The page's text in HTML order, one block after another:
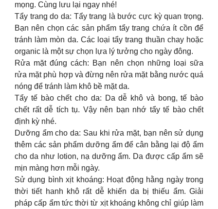
mọng. Cùng lưu lại ngay nhé!
Tẩy trang do da: Tẩy trang là bước cực kỳ quan trọng.
Bạn nên chọn các sản phẩm tẩy trang chứa ít cồn để
tránh làm mòn da. Các loại tẩy trang thuần chay hoặc
organic là một sự chọn lựa lý tưởng cho ngày đông.
Rửa mặt đúng cách: Bạn nên chọn những loại sữa
rửa mặt phù hợp và đừng nên rửa mặt bằng nước quá
nóng để tránh làm khô bề mặt da.
Tẩy tế bào chết cho da: Da dễ khô và bong, tế bào
chết rất dễ tích tụ. Vậy nên bạn nhớ tẩy tế bào chết
định kỳ nhé.
Dưỡng ẩm cho da: Sau khi rửa mặt, bạn nên sử dụng
thêm các sản phẩm dưỡng ẩm để cân bằng lại độ ẩm
cho da như lotion, nạ dưỡng ẩm. Da được cấp ẩm sẽ
mịn màng hơn mỗi ngày.
Sử dụng bình xịt khoáng: Hoạt động hằng ngày trong
thời tiết hanh khô rất dễ khiến da bị thiếu ẩm. Giải
pháp cấp ẩm tức thời từ xịt khoáng không chỉ giúp làm